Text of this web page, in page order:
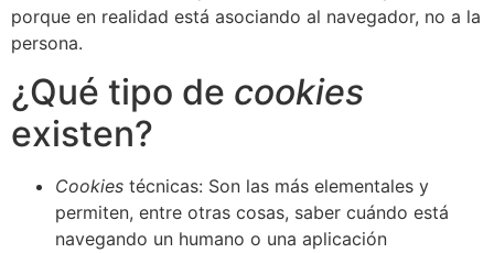
porque en realidad está asociando al navegador, no a la
persona.
¿Qué tipo de cookies
existen?
Cookies técnicas: Son las más elementales y
permiten, entre otras cosas, saber cuándo está
navegando un humano o una aplicación